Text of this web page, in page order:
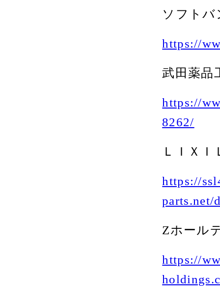
ソフトバ
https://
武田薬品
https://
8262/
ＬＩＸＩ
https://
parts.net/
Zホール
https://